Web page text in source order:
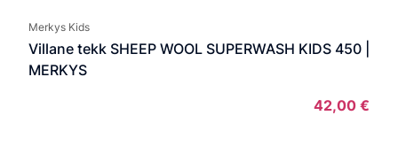
Merkys Kids
Villane tekk SHEEP WOOL SUPERWASH KIDS 450 |
MERKYS
42,00 €